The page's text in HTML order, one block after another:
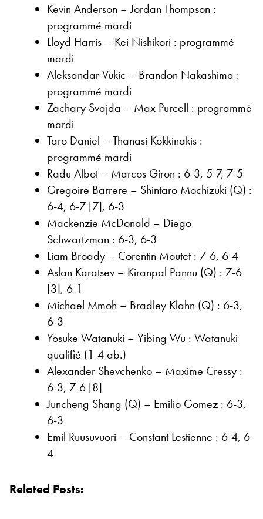
Kevin Anderson – Jordan Thompson :
programmé mardi
Lloyd Harris – Kei Nishikori : programmé
mardi
Aleksandar Vukic – Brandon Nakashima :
programmé mardi
Zachary Svajda – Max Purcell : programmé
mardi
Taro Daniel – Thanasi Kokkinakis :
programmé mardi
Radu Albot – Marcos Giron : 6-3, 5-7, 7-5
Gregoire Barrere – Shintaro Mochizuki (Q) :
6-4, 6-7 [7], 6-3
Mackenzie McDonald – Diego
Schwartzman : 6-3, 6-3
Liam Broady – Corentin Moutet : 7-6, 6-4
Aslan Karatsev – Kiranpal Pannu (Q) : 7-6
[3], 6-1
Michael Mmoh – Bradley Klahn (Q) : 6-3,
6-3
Yosuke Watanuki – Yibing Wu : Watanuki
qualifié (1-4 ab.)
Alexander Shevchenko – Maxime Cressy :
6-3, 7-6 [8]
Juncheng Shang (Q) – Emilio Gomez : 6-3,
6-3
Emil Ruusuvuori – Constant Lestienne : 6-4, 6-
4
Related Posts: